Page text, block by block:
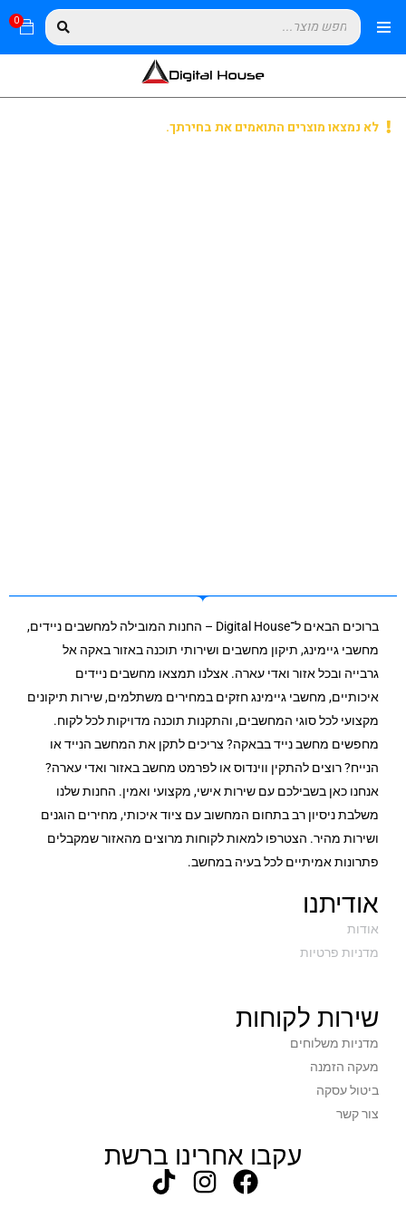
0
לא נמצאו מוצרים התואמים את בחירתך.
ברוכים הבאים ל־Digital House – החנות המובילה למחשבים ניידים,
מחשבי גיימינג, תיקון מחשבים ושירותי תוכנה באזור באקה אל
גרבייה ובכל אזור ואדי עארה. אצלנו תמצאו מחשבים ניידים
איכותיים, מחשבי גיימינג חזקים במחירים משתלמים, שירות תיקונים
מקצועי לכל סוגי המחשבים, והתקנות תוכנה מדויקות לכל לקוח.
מחפשים מחשב נייד בבאקה? צריכים לתקן את המחשב הנייד או
הנייח? רוצים להתקין ווינדוס או לפרמט מחשב באזור ואדי עארה?
אנחנו כאן בשבילכם עם שירות אישי, מקצועי ואמין. החנות שלנו
משלבת ניסיון רב בתחום המחשוב עם ציוד איכותי, מחירים הוגנים
ושירות מהיר. הצטרפו למאות לקוחות מרוצים מהאזור שמקבלים
פתרונות אמיתיים לכל בעיה במחשב.
אודיתנו
אודות
מדניות פרטיות
שירות לקוחות
מדניות משלוחים
מעקה הזמנה
ביטול עסקה
צור קשר
עקבו אחרינו ברשת